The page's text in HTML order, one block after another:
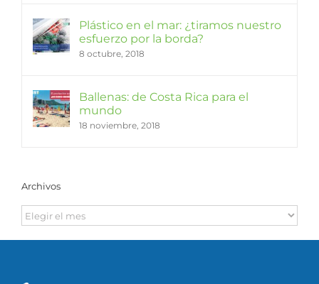
Plástico en el mar: ¿tiramos nuestro
esfuerzo por la borda?
8 octubre, 2018
Ballenas: de Costa Rica para el
mundo
18 noviembre, 2018
Archivos
Archivos